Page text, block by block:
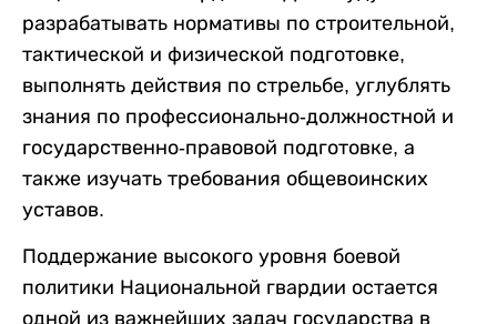
разрабатывать нормативы по строительной,
тактической и физической подготовке,
выполнять действия по стрельбе, углублять
знания по профессионально-должностной и
государственно-правовой подготовке, а
также изучать требования общевоинских
уставов.
Поддержание высокого уровня боевой
политики Национальной гвардии остается
одной из важнейших задач государства в